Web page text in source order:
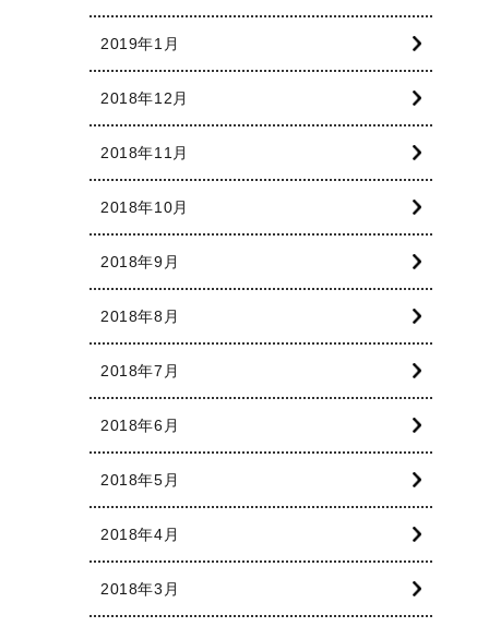
2019年1月
2018年12月
2018年11月
2018年10月
2018年9月
2018年8月
2018年7月
2018年6月
2018年5月
2018年4月
2018年3月